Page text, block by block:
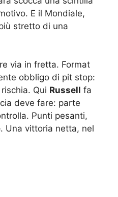
E il Mondiale,
stretto di una
via in fretta. Format
obbligo di pit stop:
Qui Russell fa
deve fare: parte
Punti pesanti,
. Una vittoria netta, nel